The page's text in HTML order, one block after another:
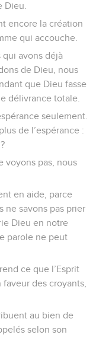
Dieu.
encore la création
qui accouche.
qui avons déjà
de Dieu, nous
que Dieu fasse
délivrance totale.
seulement.
de l’espérance :
voyons pas, nous
en aide, parce
ne savons pas prier
Dieu en notre
parole ne peut
ce que l’Esprit
des croyants,
au bien de
selon son